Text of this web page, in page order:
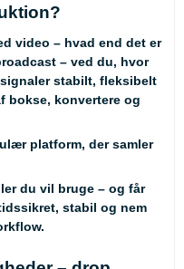
video – hvad end det er
– ved du, hvor
stabilt, fleksibelt
bokse, konvertere og
platform, der samler
du vil bruge – og får
stabil og nem